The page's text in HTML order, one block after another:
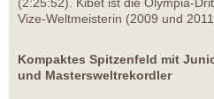
(2:25:52). Kibet ist die Olympia-
Vize-Weltmeisterin (2009 und
Kompaktes Spitzenfeld mit
und Mastersweltrekordler